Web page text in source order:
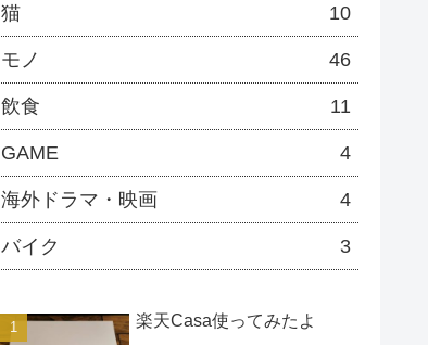
猫 10
モノ 46
飲食 11
GAME 4
海外ドラマ・映画 4
バイク 3
楽天Casa使ってみたよ